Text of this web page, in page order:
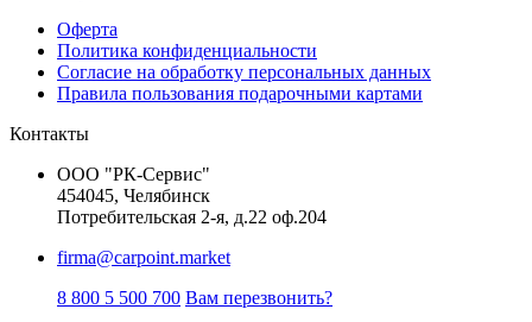
Оферта
Политика конфиденциальности
Согласие на обработку персональных данных
Правила пользования подарочными картами
Контакты
ООО "РК-Сервис"
454045, Челябинск
Потребительская 2-я, д.22 оф.204
firma@carpoint.market
8 800 5 500 700 Вам перезвонить?